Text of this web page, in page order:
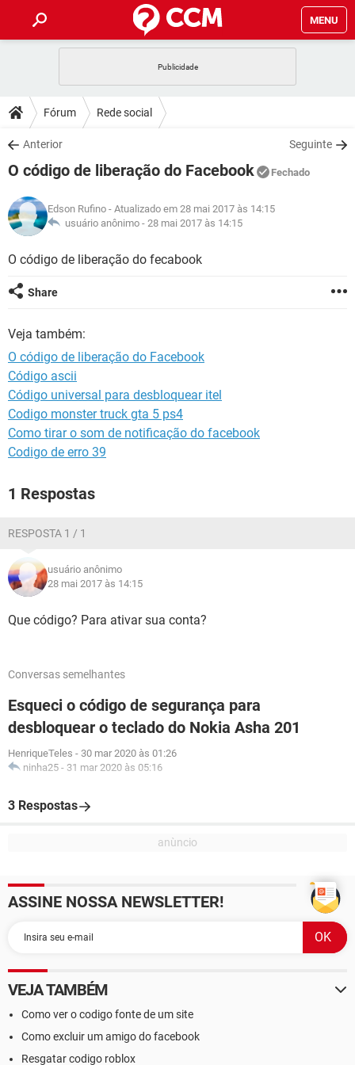
MENU
CELULAR
OUTLOOK
INSTAGRAM GMAIL
GUIA DE COMPRAS
DICAS
JOGOS
INSTAGRAM GMAIL
GUIA DE COMPRAS
DOWNLOADS
JOGOS WHATSAPP
CELULAR
OUTLOOK EXCEL
INSTAGRAM GMAIL
JOGOS WHATSAPP
CELULAR
OUTLOOK EXCEL
INSTAGRAM
GLOSSÁRIO
JOGOS WHATSAPP
INSTAGRAM
GUIA DE COMPRAS
Fórum Rede social
Anterior Seguinte
O código de liberação do Facebook Fechado
Edson Rufino - Atualizado em 28 mai 2017 às 14:15
usuário anônimo - 28 mai 2017 às 14:15
O código de liberação do fecabook
Share
Veja também:
O código de liberação do Facebook
Código ascii
Código universal para desbloquear itel
Codigo monster truck gta 5 ps4
Como tirar o som de notificação do facebook
Codigo de erro 39
1 Respostas
RESPOSTA 1 / 1
usuário anônimo
28 mai 2017 às 14:15
Que código? Para ativar sua conta?
Conversas semelhantes
Esqueci o código de segurança para
desbloquear o teclado do Nokia Asha 201
HenriqueTeles - 30 mar 2020 às 01:26
ninha25 - 31 mar 2020 às 05:16
3 Respostas
ASSINE NOSSA NEWSLETTER!
VEJA TAMBÉM
Como ver o codigo fonte de um site
Como excluir um amigo do facebook
Resgatar codigo roblox